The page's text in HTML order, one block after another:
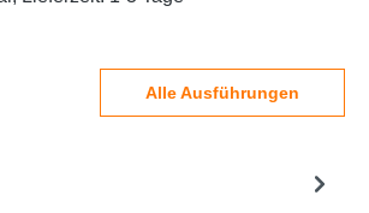
Alle Ausführungen